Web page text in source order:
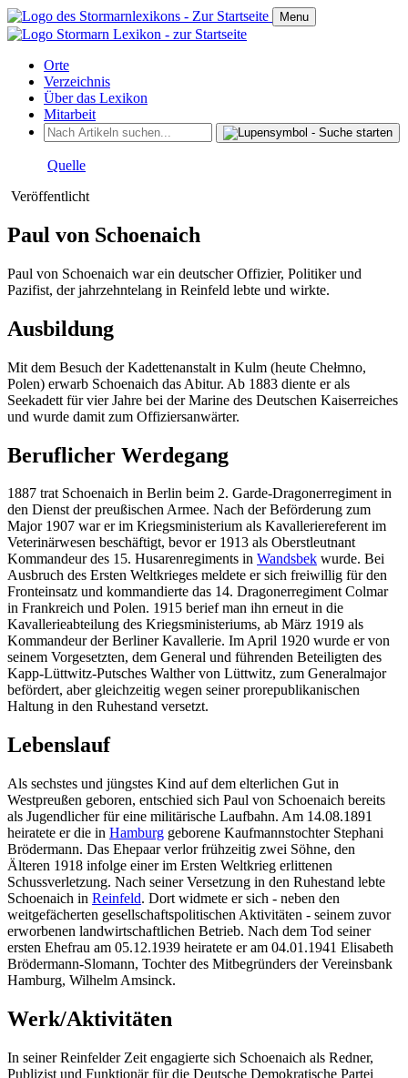
Menu
Orte
Verzeichnis
Über das Lexikon
Mitarbeit
Quelle
Veröffentlicht
Paul von Schoenaich
Paul von Schoenaich war ein deutscher Offizier, Politiker und
Pazifist, der jahrzehntelang in Reinfeld lebte und wirkte.
Ausbildung
Mit dem Besuch der Kadettenanstalt in Kulm (heute Chełmno,
Polen) erwarb Schoenaich das Abitur. Ab 1883 diente er als
Seekadett für vier Jahre bei der Marine des Deutschen Kaiserreiches
und wurde damit zum Offiziersanwärter.
Beruflicher Werdegang
1887 trat Schoenaich in Berlin beim 2. Garde-Dragonerregiment in
den Dienst der preußischen Armee. Nach der Beförderung zum
Major 1907 war er im Kriegsministerium als Kavalleriereferent im
Veterinärwesen beschäftigt, bevor er 1913 als Oberstleutnant
Kommandeur des 15. Husarenregiments in Wandsbek wurde. Bei
Ausbruch des Ersten Weltkrieges meldete er sich freiwillig für den
Fronteinsatz und kommandierte das 14. Dragonerregiment Colmar
in Frankreich und Polen. 1915 berief man ihn erneut in die
Kavallerieabteilung des Kriegsministeriums, ab März 1919 als
Kommandeur der Berliner Kavallerie. Im April 1920 wurde er von
seinem Vorgesetzten, dem General und führenden Beteiligten des
Kapp-Lüttwitz-Putsches Walther von Lüttwitz, zum Generalmajor
befördert, aber gleichzeitig wegen seiner prorepublikanischen
Haltung in den Ruhestand versetzt.
Lebenslauf
Als sechstes und jüngstes Kind auf dem elterlichen Gut in
Westpreußen geboren, entschied sich Paul von Schoenaich bereits
als Jugendlicher für eine militärische Laufbahn. Am 14.08.1891
heiratete er die in Hamburg geborene Kaufmannstochter Stephani
Brödermann. Das Ehepaar verlor frühzeitig zwei Söhne, den
Älteren 1918 infolge einer im Ersten Weltkrieg erlittenen
Schussverletzung. Nach seiner Versetzung in den Ruhestand lebte
Schoenaich in Reinfeld. Dort widmete er sich - neben den
weitgefächerten gesellschaftspolitischen Aktivitäten - seinem zuvor
erworbenen landwirtschaftlichen Betrieb. Nach dem Tod seiner
ersten Ehefrau am 05.12.1939 heiratete er am 04.01.1941 Elisabeth
Brödermann-Slomann, Tochter des Mitbegründers der Vereinsbank
Hamburg, Wilhelm Amsinck.
Werk/Aktivitäten
In seiner Reinfelder Zeit engagierte sich Schoenaich als Redner,
Publizist und Funktionär für die Deutsche Demokratische Partei